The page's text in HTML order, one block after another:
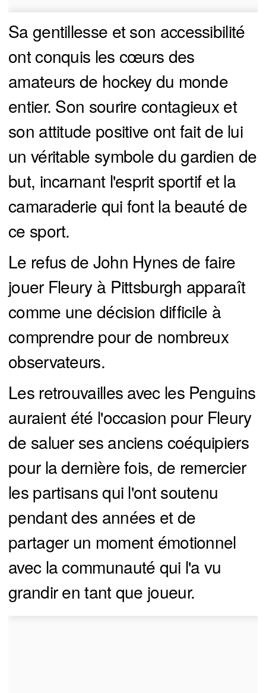
Sa gentillesse et son accessibilité
ont conquis les cœurs des
amateurs de hockey du monde
entier. Son sourire contagieux et
son attitude positive ont fait de lui
un véritable symbole du gardien de
but, incarnant l'esprit sportif et la
camaraderie qui font la beauté de
ce sport.
Le refus de John Hynes de faire
jouer Fleury à Pittsburgh apparaît
comme une décision difficile à
comprendre pour de nombreux
observateurs.
Les retrouvailles avec les Penguins
auraient été l'occasion pour Fleury
de saluer ses anciens coéquipiers
pour la dernière fois, de remercier
les partisans qui l'ont soutenu
pendant des années et de
partager un moment émotionnel
avec la communauté qui l'a vu
grandir en tant que joueur.